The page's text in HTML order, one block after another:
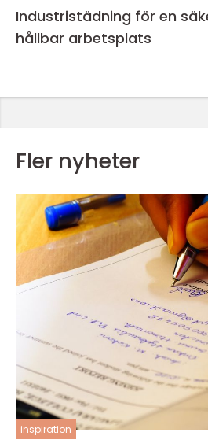
Industristädning för en
hållbar arbetsplats
Fler nyheter
inspiration